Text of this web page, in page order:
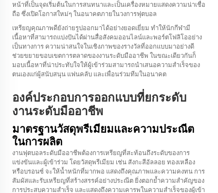
หน้าที่เป็นจุดเริ่มต้นในการสนทนาและเป็นเครื่องหมายแสดงความน่าเชื่อ
ถือ ซึ่งเปิดโอกาสใหม่ๆ ในอนาคตภายในวงการฟุตบอล
เหรียญคุณภาพดียังถ่ายรูปออกมาได้อย่างยอดเยี่ยม ทำให้นักกีฬามี
เนื้อหาที่สามารถแบ่งปันได้ผ่านสื่อสังคมออนไลน์และพอร์ตโฟลิโออย่าง
เป็นทางการ ความน่าสนใจในเชิงภาพของรางวัลที่ออกแบบมาอย่างดี
ช่วยขยายขอบเขตการตลาดของงานระดับมืออาชีพ ในขณะเดียวกันก็
มอบเนื้อหาที่น่าประทับใจให้ผู้เข้าร่วมสามารถนำเสนอความสำเร็จของ
ตนเองแก่ผู้สนับสนุน แฟนคลับ และเพื่อนร่วมทีมในอนาคต
องค์ประกอบการออกแบบที่ยกระดับ
งานระดับมืออาชีพ
มาตรฐานวัสดุพรีเมียมและความประณีต
ในการผลิต
งานฟุตบอลระดับมืออาชีพต้องการเหรียญที่สะท้อนถึงระดับของการ
แข่งขันและผู้เข้าร่วม โดยวัสดุพรีเมียม เช่น สังกะสีอัลลอย ทองเหลือง
หรือบรอนซ์ จะให้น้ำหนักที่มากพอ แสดงถึงคุณภาพและความคงทน การ
สัมผัสและรับเหรียญที่สร้างสรรค์อย่างประณีต ยิ่งตอกย้ำความสำคัญของ
การประสบความสำเร็จ และแสดงถึงความเคารพในความสำเร็จของผู้เข้า